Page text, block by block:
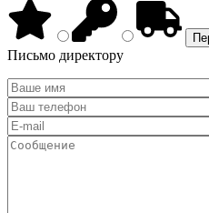
Письмо директору